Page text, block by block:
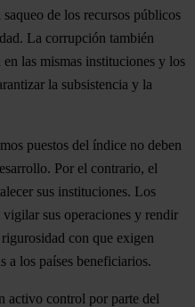
de los recursos públicos
La corrupción también
las mismas instituciones y los
la subsistencia y la
puestos del índice no deben
Por el contrario, el
sus instituciones. Los
sus operaciones y rendir
con que exigen
a los países beneficiarios.
activo control por parte del